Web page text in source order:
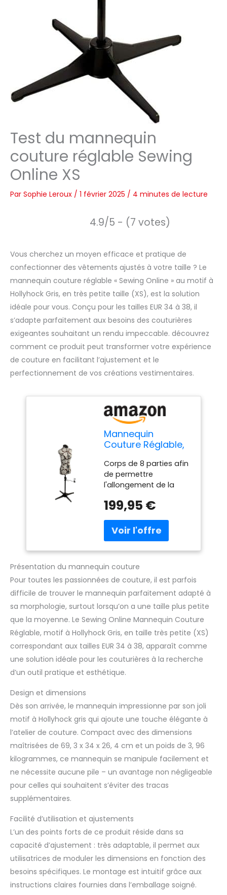
Test du mannequin
couture réglable Sewing
Online XS
Par Sophie Leroux / 1 février 2025 / 4 minutes de lecture
4.9/5 - (7 votes)
Vous cherchez un moyen efficace et pratique de
confectionner des vêtements ajustés à votre taille ? Le
mannequin couture réglable « Sewing Online » au motif à
Hollyhock Gris, en très petite taille (XS), est la solution
idéale pour vous. Conçu pour les tailles EUR 34 à 38, il
s’adapte parfaitement aux besoins des couturières
exigeantes souhaitant un rendu impeccable. découvrez
comment ce produit peut transformer votre expérience
de couture en facilitant l’ajustement et le
perfectionnement de vos créations vestimentaires.
Mannequin
Couture Réglable,
Gris | Très Petite
(XS) [Taille EUR 34
à 38]
Corps de 8 parties afin
de permettre
l'allongement de la
tissu fort et léger avec
dossier en mousse Un
pupitre à quatre pattes
Épaule grande pour
suspension des
manches. Arrondisseur
de jupe avec pince
pour effectuer votre
ourlet. Tour de poitrine:
76-91 cm | Tour de
taille: 56-71 cm | Tour
de hanches: 79-94 cm
| Longueur du dos: 38-
cm | Hauteur totale: 180
Largeur des épaules: 34
cm | Tour d'Épaule au
mamelon: 22 cm | Si
vous plaît verifier vos
mesures
199,95 €
Présentation du mannequin couture
Pour toutes les passionnées de couture, il est parfois
difficile de trouver le mannequin parfaitement adapté à
sa morphologie, surtout lorsqu’on a une taille plus petite
que la moyenne. Le Sewing Online Mannequin Couture
Réglable, motif à Hollyhock Gris, en taille très petite (XS)
correspondant aux tailles EUR 34 à 38, apparaît comme
une solution idéale pour les couturières à la recherche
d’un outil pratique et esthétique.
Design et dimensions
Dès son arrivée, le mannequin impressionne par son joli
motif à Hollyhock gris qui ajoute une touche élégante à
l’atelier de couture. Compact avec des dimensions
maîtrisées de 69, 3 x 34 x 26, 4 cm et un poids de 3, 96
kilogrammes, ce mannequin se manipule facilement et
ne nécessite aucune pile – un avantage non négligeable
pour celles qui souhaitent s’éviter des tracas
supplémentaires.
Facilité d’utilisation et ajustements
L’un des points forts de ce produit réside dans sa
capacité d’ajustement : très adaptable, il permet aux
utilisatrices de moduler les dimensions en fonction des
besoins spécifiques. Le montage est intuitif grâce aux
instructions claires fournies dans l’emballage soigné.